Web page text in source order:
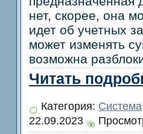
нет, скорее, она
идет об учетных
может изменять
возможна
Читать
Категория: Система
22.09.2023